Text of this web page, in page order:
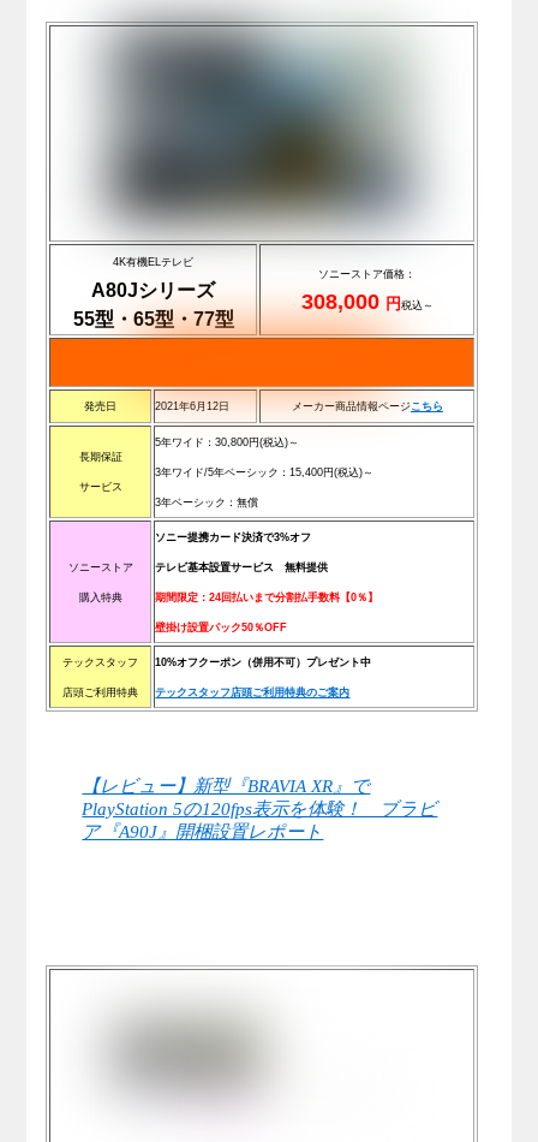
4K有機ELテレビ
A80Jシリーズ
55型・65型・77型
ソニーストア価格：
308,000 円税込～
発売日 2021年6月12日 メーカー商品情報ページこちら
長期保証
サービス
5年ワイド：30,800円(税込) ～
3年ワイド/5年ベーシック：15,400円(税込) ～
3年ベーシック：無償
ソニーストア
購入特典
ソニー提携カード決済で3%オフ
テレビ基本設置サービス 無料提供
期間限定：24回払いまで分割払手数料【0％】
壁掛け設置パック50％OFF
テックスタッフ
店頭ご利用特典
10%オフクーポン（併用不可）プレゼント中
テックスタッフ店頭ご利用特典のご案内
【レビュー】新型『BRAVIA XR』で
PlayStation 5の120fps表示を体験！ ブラビ
ア『A90J』開梱設置レポート